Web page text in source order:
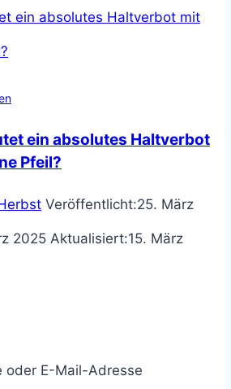
ein absolutes Haltverbot
Pfeil?
Veröffentlicht:25. März
2025 Aktualisiert:15. März
oder E-Mail-Adresse